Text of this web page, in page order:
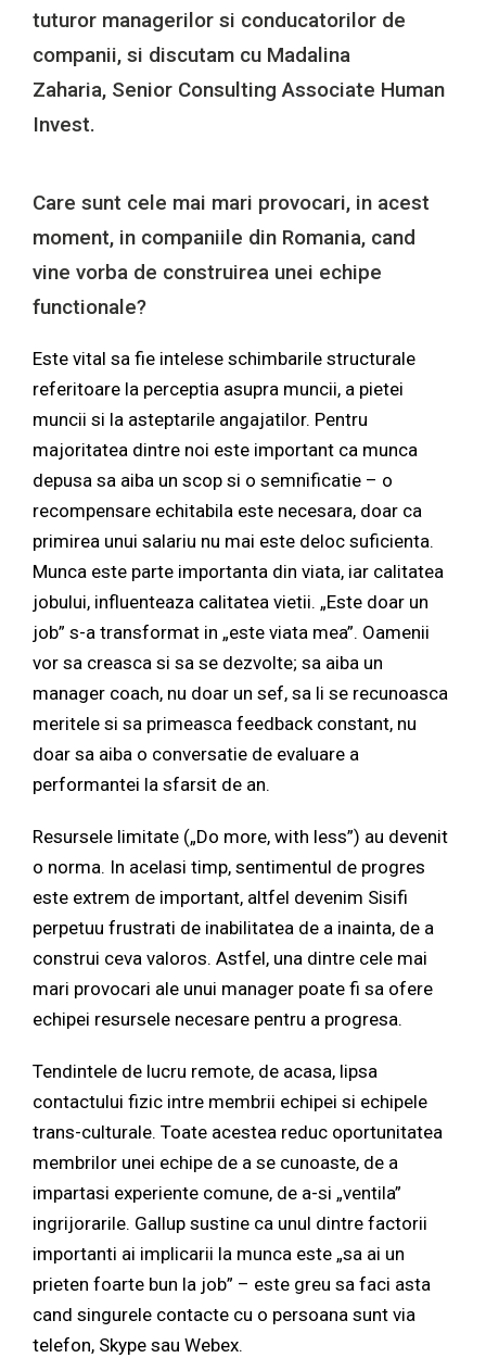
tuturor managerilor si conducatorilor de
companii, si discutam cu Madalina
Zaharia, Senior Consulting Associate Human
Invest.
Care sunt cele mai mari provocari, in acest
moment, in companiile din Romania, cand
vine vorba de construirea unei echipe
functionale?
Este vital sa fie intelese schimbarile structurale
referitoare la perceptia asupra muncii, a pietei
muncii si la asteptarile angajatilor. Pentru
majoritatea dintre noi este important ca munca
depusa sa aiba un scop si o semnificatie – o
recompensare echitabila este necesara, doar ca
primirea unui salariu nu mai este deloc suficienta.
Munca este parte importanta din viata, iar calitatea
jobului, influenteaza calitatea vietii. „Este doar un
job” s-a transformat in „este viata mea”. Oamenii
vor sa creasca si sa se dezvolte; sa aiba un
manager coach, nu doar un sef, sa li se recunoasca
meritele si sa primeasca feedback constant, nu
doar sa aiba o conversatie de evaluare a
performantei la sfarsit de an.
Resursele limitate („Do more, with less”) au devenit
o norma. In acelasi timp, sentimentul de progres
este extrem de important, altfel devenim Sisifi
perpetuu frustrati de inabilitatea de a inainta, de a
construi ceva valoros. Astfel, una dintre cele mai
mari provocari ale unui manager poate fi sa ofere
echipei resursele necesare pentru a progresa.
Tendintele de lucru remote, de acasa, lipsa
contactului fizic intre membrii echipei si echipele
trans-culturale. Toate acestea reduc oportunitatea
membrilor unei echipe de a se cunoaste, de a
impartasi experiente comune, de a-si „ventila”
ingrijorarile. Gallup sustine ca unul dintre factorii
importanti ai implicarii la munca este „sa ai un
prieten foarte bun la job” – este greu sa faci asta
cand singurele contacte cu o persoana sunt via
telefon, Skype sau Webex.